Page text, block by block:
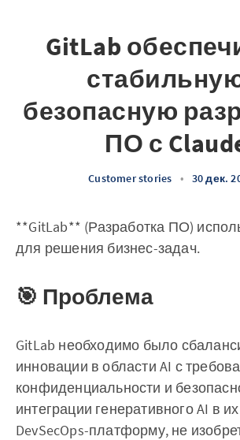
GitLab
безопасную
ПО с
Customer stories • 30 дек.
**GitLab** (Разработка ПО)
для решения бизнес-задач.
🎯 Проблема
GitLab необходимо было
инновации в области AI с
конфиденциальности и
интеграции генеративного AI в
DevSecOps-платформу, не